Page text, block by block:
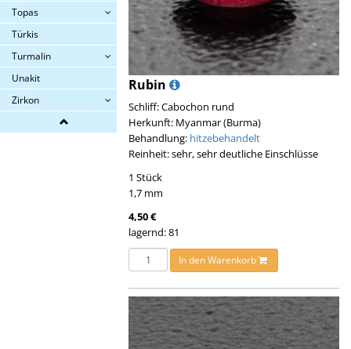
Topas
Türkis
Turmalin
Unakit
Zirkon
Rubin
Schliff: Cabochon rund
Herkunft: Myanmar (Burma)
Behandlung: hitzebehandelt
Reinheit: sehr, sehr deutliche Einschlüsse
1 Stück
1,7 mm
4,50 €
lagernd: 81
In den Warenkorb